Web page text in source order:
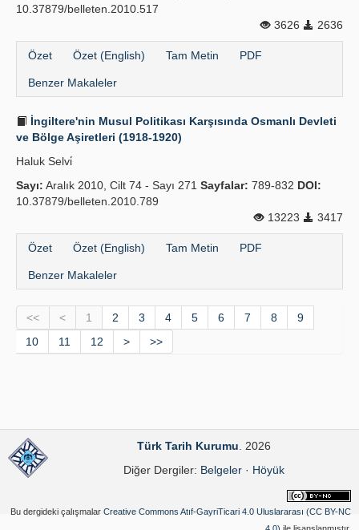
10.37879/belleten.2010.517
3626
2636
Özet Özet (English) Tam Metin PDF
Benzer Makaleler
İngiltere'nin Musul Politikası Karşısında Osmanlı Devleti
ve Bölge Aşiretleri (1918-1920)
Haluk Selvi̇
Sayı: Aralık 2010, Cilt 74 - Sayı 271 Sayfalar: 789-832 DOI:
10.37879/belleten.2010.789
13223
3417
Özet Özet (English) Tam Metin PDF
Benzer Makaleler
<< < 1 2 3 4 5 6 7 8
9
10
11 12 > >>
Türk Tarih Kurumu . 2026
Diğer Dergiler: Belgeler· Höyük
Bu dergideki çalışmalar Creative Commons Atıf-GayriTicari 4.0 Uluslararası (CC BY-NC